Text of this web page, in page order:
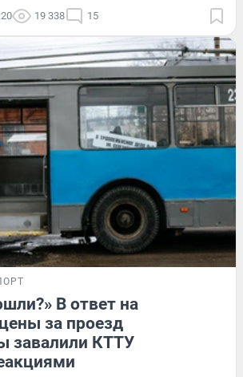
19 338 15
В ответ на
за проезд
завалили КТТУ